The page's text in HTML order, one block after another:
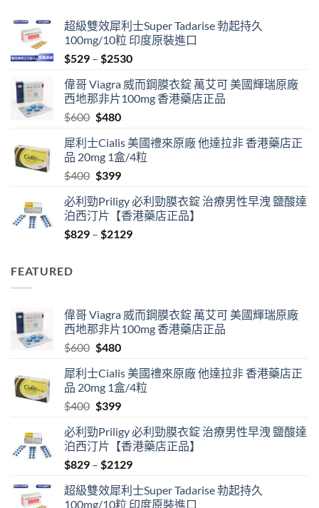
超級雙效犀利士Super Tadarise 勃起持久
100mg/10粒 印度原裝進口
$529 – $2530Price
$529
through
偉哥 Viagra 威而鋼膜衣錠 萬艾可 美國輝瑞原廠
西地那非片100mg 香港藥店正品
$600 Original
was:
$600.
$480Current
is:
$480.
犀利士Cialis 美國禮來原廠 他達拉非 香港藥店正
品 20mg 1盒/4粒
$400 Original
was:
$400.
$399Current
is:
$399.
必利勁Priligy 必利勁膜衣錠 治療男性早洩 鹽酸達
泊西汀片【香港藥店正品】
$829 – $2129Price
FEATURED
偉哥 Viagra 威而鋼膜衣錠 萬艾可 美國輝瑞原廠
西地那非片100mg 香港藥店正品
$600 Original
was:
$600.
$480Current
is:
$480.
犀利士Cialis 美國禮來原廠 他達拉非 香港藥店正
品 20mg 1盒/4粒
$400 Original
was:
$400.
$399Current
is:
$399.
必利勁Priligy 必利勁膜衣錠 治療男性早洩 鹽酸達
泊西汀片【香港藥店正品】
$829 – $2129Price
$829
超級雙效犀利士Super Tadarise 勃起持久
100mg/10粒 印度原裝進口